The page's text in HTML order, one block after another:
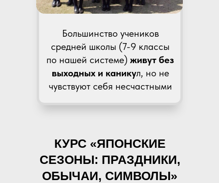
Большинство учеников
средней школы (7-9 классы
по нашей системе) живут без
выходных и каникул, но не
чувствуют себя несчастными
КУРС «ЯПОНСКИЕ
СЕЗОНЫ: ПРАЗДНИКИ,
ОБЫЧАИ, СИМВОЛЫ»